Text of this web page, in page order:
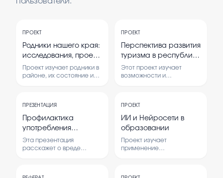
ПРОЕКТ
Родники нашего края:
исследования, проект
благоустройства и
возможности
просвещение
Проект изучает родники в
районе, их состояние и
работы проводится
исследование и
разрабатывается проект
по благоустройству
родников.
ПРОЕКТ
Перспектива развития
туризма в республике
Башкортостан сделай
проект
Этот проект изучает
возможности и
основные направления и
проблемы туризма, а
также проводится опрос
среди населения.
ПРЕЗЕНТАЦИЯ
Профилактика
употребления
психоактивных
веществ для 6 класса
Эта презентация
расскажет о вреде
ПРОЕКТ
ИИ и Нейросети в
образовании
Проект изучает
применение